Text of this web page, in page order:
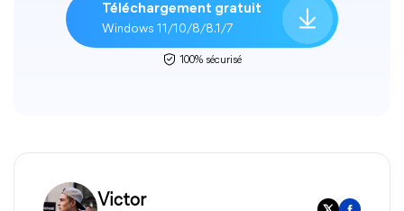
Téléchargement gratuit
Windows 11/10/8/8.1/7
100% sécurisé
Victor